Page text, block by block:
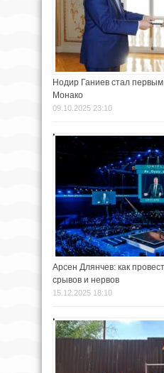
Нодир Ганиев стал
Монако
09.10.2025 23:10
Арсен Длянчев: как
срывов и нервов
15.12.2025 18:10